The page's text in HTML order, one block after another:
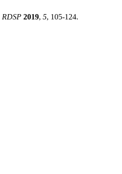
RDSP 2019, 5, 105-124.